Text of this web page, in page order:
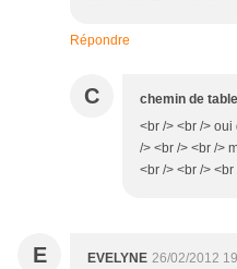
Répondre
C chemin de
<br /> <br />
/> <br /> <br />
<br /> <br /> <br
E EVELYNE 26/02/2012